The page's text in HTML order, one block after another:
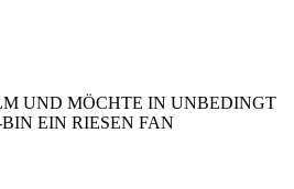
UND MÖCHTE IN UNBEDINGT
EIN RIESEN FAN